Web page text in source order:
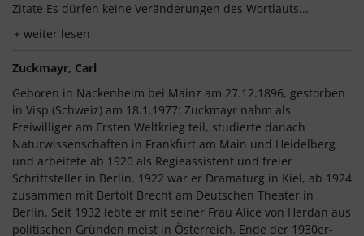
Zitate Es dürfen keine Veränderungen des Wortlauts...
weiter lesen
Zuckmayr, Carl
Geboren in Nackenheim bei Mainz am 27.12.1896, gestorben
in Visp (Schweiz) am 18.1.1977: Zuckmayr nahm als
Freiwilliger am Ersten Weltkrieg teil, studierte danach
Naturwissenschaften in Frankfurt am Main und Heidelberg
und arbeitete ab 1920 als Regieassistent und freier
Schriftsteller in Berlin. 1922 war er Dramaturg in Kiel, ab 1924
zusammen mit Bertolt Brecht am Deutschen Theater in
Berlin. Seit 1932 lebte er mit seiner Frau Alice von Herdan aus
politischen Gründen meist in Österreich. Ende der 1930er-